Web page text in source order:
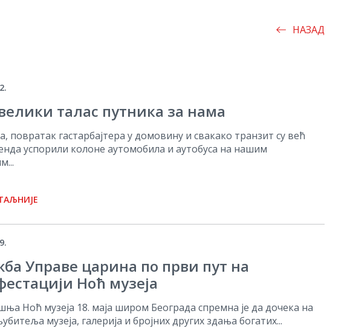
НАЗАД
талас путника за нама
повратак гастарбајтера у домовину и свакако транзит су већ
успорили колоне аутомобила и аутобуса на нашим
Управе царина по први пут на
Ноћ музеја
Ноћ музеја 18. маја широм Београда спремна је да дочека на
музеја, галерија и бројних других здања богатих...